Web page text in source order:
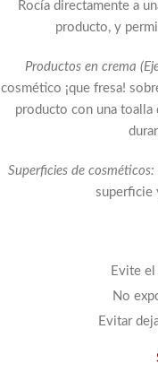
Rocía directamente a
producto, y
Productos en crema
cosmético ¡que fresa!
producto con una toalla
Superficies de cosméticos:
superficie
Evite
No
Evitar